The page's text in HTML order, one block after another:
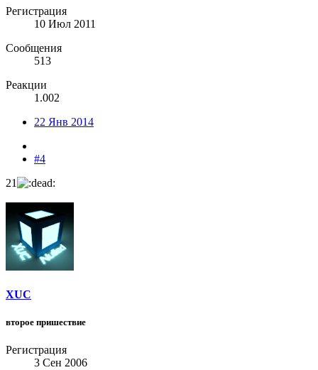
Регистрация
10 Июл 2011
Сообщения
513
Реакции
1.002
22 Янв 2014
#4
21
XUC
второе пришествие
Регистрация
3 Сен 2006